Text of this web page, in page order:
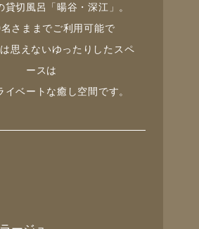
貸切風呂「暘谷・深江」。
さままでご利用可能で
思えないゆったりしたスペ
ースは
イベートな癒し空間です。